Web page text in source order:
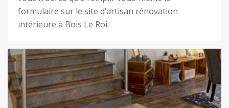
formulaire sur le site d’artisan rénovation
intérieure à Bois Le Roi.